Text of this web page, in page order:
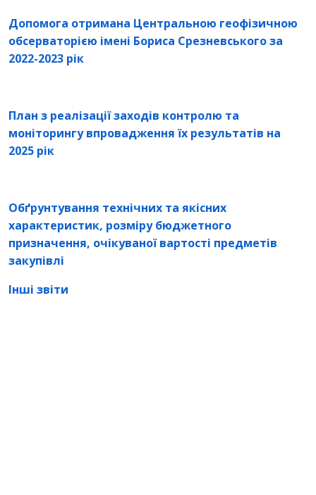
Допомога отримана Центральною геофізичною
обсерваторією імені Бориса Срезневського за
2022-2023 рік
План з реалізації заходів контролю та
моніторингу впровадження їх результатів на
2025 рік
Обґрунтування технічних та якісних
характеристик, розміру бюджетного
призначення, очікуваної вартості предметів
закупівлі
Інші звіти